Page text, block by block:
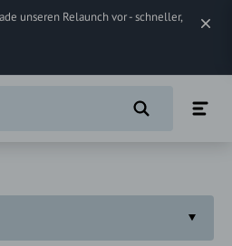
unseren Relaunch vor - schneller,